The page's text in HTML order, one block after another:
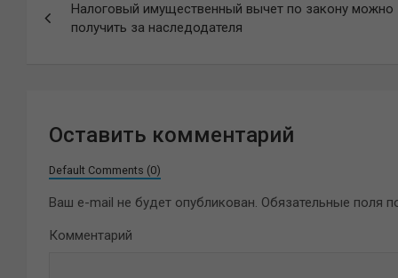
по
Налоговый имущественный вычет по закону можно
получить за наследодателя
Оставить комментарий
Default Comments (0)
Ваш e-mail не будет опубликован. Обязательные поля
Комментарий